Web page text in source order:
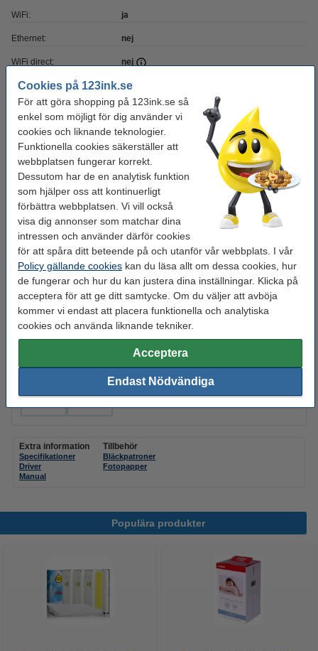
Cookies på 123ink.se
För att göra shopping på 123ink.se så
enkel som möjligt för dig använder vi
cookies och liknande teknologier.
Funktionella cookies säkerställer att
webbplatsen fungerar korrekt.
Dessutom har de en analytisk funktion
som hjälper oss att kontinuerligt
förbättra webbplatsen. Vi vill också
visa dig annonser som matchar dina
intressen och använder därför cookies
för att spåra ditt beteende på och utanför vår webbplats. I vår
Policy gällande cookies kan du läsa allt om dessa cookies, hur
de fungerar och hur du kan justera dina inställningar. Klicka på
acceptera för att ge ditt samtycke. Om du väljer att avböja
kommer vi endast att placera funktionella och analytiska
cookies och använda liknande tekniker.
Acceptera
Endast Nödvändiga
WiFi: ja
Ethernet: nej
WiFi direct: nej
Skrivaranslutning: USB
Mobilutskrift:
Tips! Beställ bläckpatroner
Canon KP-108IN | KP-108IP 3 bläckpatroner +
fotopapper (varumärket 123ink)
220 kr
Skrivarkabel
Skrivartillverkaren förser ej skrivaren med USB-kabel när den skickas.
USB-B skrivarkabel 2m | 123ink | svart
65 kr
Letar du efter en annan färg?
Extra information
Specifikationer
Driver
Manual
Tillbehör
Bläckpatroner
Fotopapper
Populära produkter